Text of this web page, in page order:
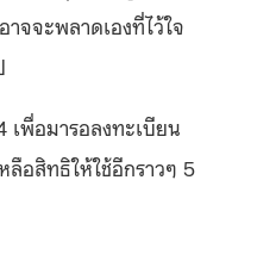
จจะพลาดเองที่ไว้ใจ
พื่อมารอลงทะเบียน
อสิทธิให้ใช้อีกราวๆ 5